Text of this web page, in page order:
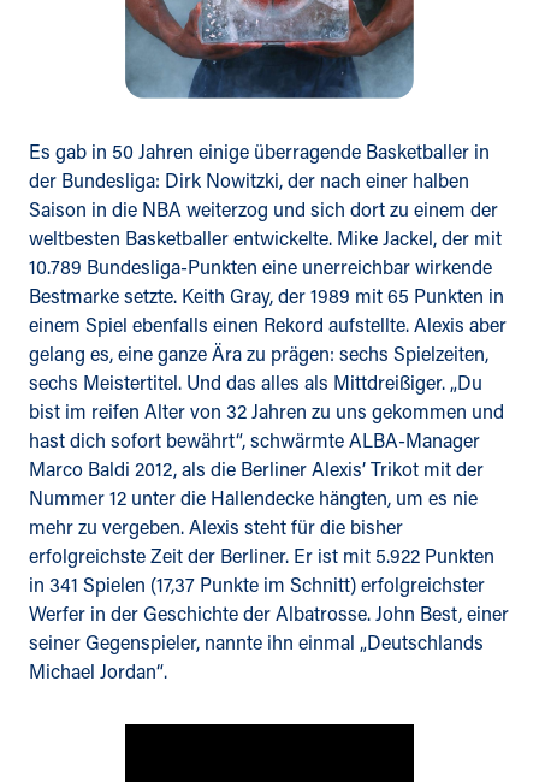
Es gab in 50 Jahren einige überragende Basketballer in
der Bundesliga: Dirk Nowitzki, der nach einer halben
Saison in die NBA weiterzog und sich dort zu einem der
weltbesten Basketballer entwickelte. Mike Jackel, der mit
10.789 Bundesliga-Punkten eine unerreichbar wirkende
Bestmarke setzte. Keith Gray, der 1989 mit 65 Punkten in
einem Spiel ebenfalls einen Rekord aufstellte. Alexis aber
gelang es, eine ganze Ära zu prägen: sechs Spielzeiten,
sechs Meistertitel. Und das alles als Mittdreißiger. „Du
bist im reifen Alter von 32 Jahren zu uns gekommen und
hast dich sofort bewährt“, schwärmte ALBA-Manager
Marco Baldi 2012, als die Berliner Alexis’ Trikot mit der
Nummer 12 unter die Hallendecke hängten, um es nie
mehr zu vergeben. Alexis steht für die bisher
erfolgreichste Zeit der Berliner. Er ist mit 5.922 Punkten
in 341 Spielen (17,37 Punkte im Schnitt) erfolgreichster
Werfer in der Geschichte der Albatrosse. John Best, einer
seiner Gegenspieler, nannte ihn einmal „Deutschlands
Michael Jordan“.